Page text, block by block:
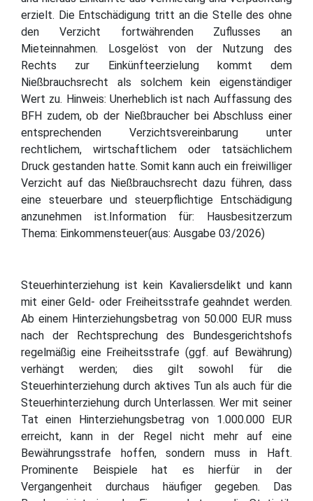
erzielt. Die Entschädigung tritt an die Stelle des ohne
den Verzicht fortwährenden Zuflusses an
Mieteinnahmen. Losgelöst von der Nutzung des
Rechts zur Einkünfteerzielung kommt dem
Nießbrauchsrecht als solchem kein eigenständiger
Wert zu. Hinweis: Unerheblich ist nach Auffassung des
BFH zudem, ob der Nießbraucher bei Abschluss einer
entsprechenden Verzichtsvereinbarung unter
rechtlichem, wirtschaftlichem oder tatsächlichem
Druck gestanden hatte. Somit kann auch ein freiwilliger
Verzicht auf das Nießbrauchsrecht dazu führen, dass
eine steuerbare und steuerpflichtige Entschädigung
anzunehmen ist.Information für: Hausbesitzerzum
Thema: Einkommensteuer(aus: Ausgabe 03/2026)
Steuerhinterziehung ist kein Kavaliersdelikt und kann
mit einer Geld- oder Freiheitsstrafe geahndet werden.
Ab einem Hinterziehungsbetrag von 50.000 EUR muss
nach der Rechtsprechung des Bundesgerichtshofs
regelmäßig eine Freiheitsstrafe (ggf. auf Bewährung)
verhängt werden; dies gilt sowohl für die
Steuerhinterziehung durch aktives Tun als auch für die
Steuerhinterziehung durch Unterlassen. Wer mit seiner
Tat einen Hinterziehungsbetrag von 1.000.000 EUR
erreicht, kann in der Regel nicht mehr auf eine
Bewährungsstrafe hoffen, sondern muss in Haft.
Prominente Beispiele hat es hierfür in der
Vergangenheit durchaus häufiger gegeben. Das